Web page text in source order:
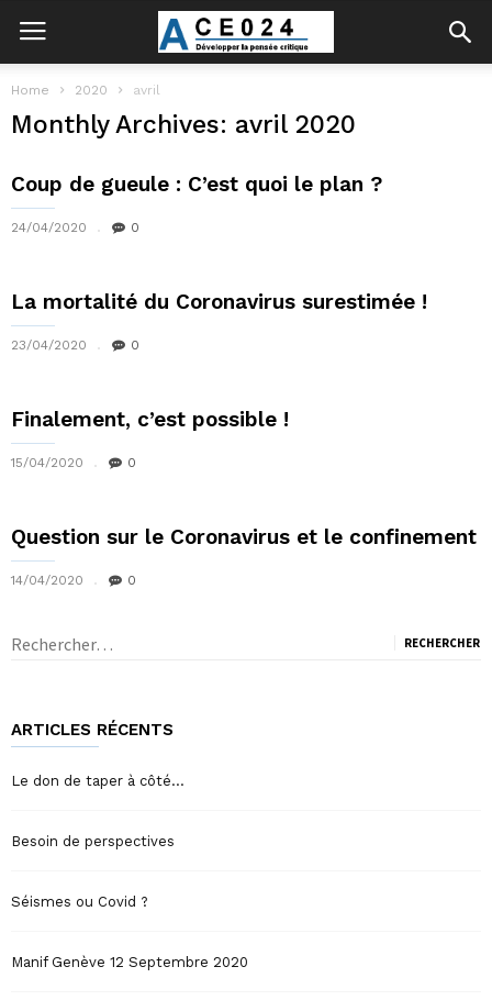
Home 2020 avril
Monthly Archives: avril 2020
Coup de gueule : C’est quoi le plan ?
24/04/2020 0
La mortalité du Coronavirus surestimée !
23/04/2020 0
Finalement, c’est possible !
15/04/2020 0
Question sur le Coronavirus et le confinement
14/04/2020 0
Rechercher :
ARTICLES RÉCENTS
Le don de taper à côté…
Besoin de perspectives
Séismes ou Covid ?
Manif Genève 12 Septembre 2020